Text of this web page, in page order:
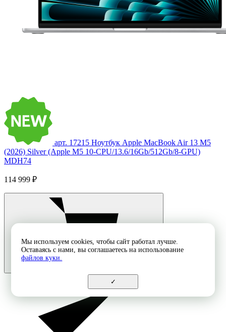
арт. 17215 Ноутбук Apple MacBook Air 13 M5
(2026) Silver (Apple M5 10-CPU/13.6/16Gb/512Gb/8-GPU)
MDH74
114 999 ₽
Мы используем cookies, чтобы сайт работал лучше.
Оставаясь с нами, вы соглашаетесь на использование
файлов куки.
✓